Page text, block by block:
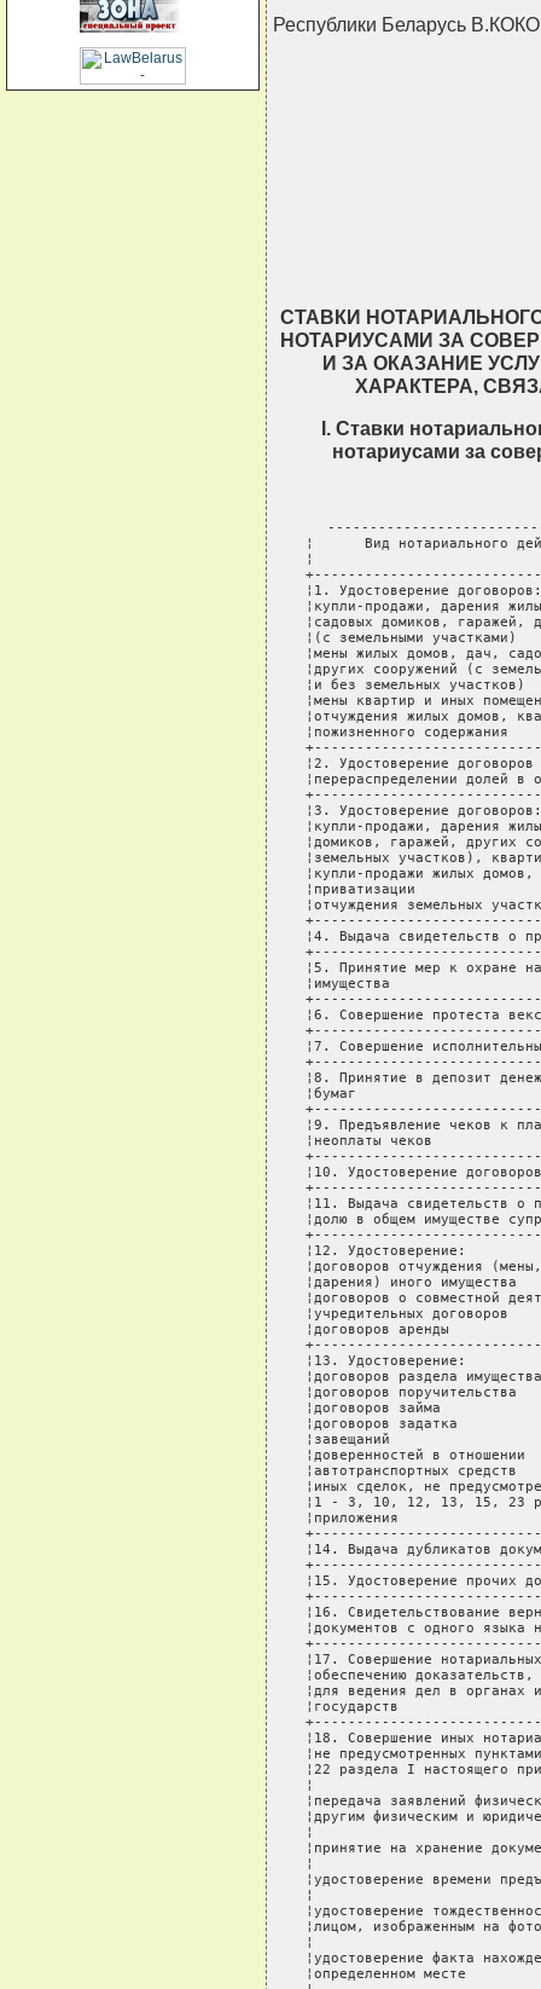
Республики Беларусь
СТАВКИ
НОТАРИУСАМИ ЗА
И ЗА ОКАЗАНИЕ
ХАРАКТЕРА,
I. Ставки
нотариусами за
¦      Вид нотариального
¦
¦1. Удостоверение
¦купли-продажи,
¦садовых домиков,
¦(с земельными
¦мены жилых домов, дач,
¦других сооружений (с
¦и без земельных
¦мены квартир и иных
¦отчуждения жилых
¦пожизненного
¦2. Удостоверение
¦перераспределении
¦3. Удостоверение
¦купли-продажи, дарения
¦домиков, гаражей,
¦земельных участков),
¦купли-продажи жилых
¦приватизации
¦отчуждения
¦4. Выдача свидетельств
¦5. Принятие мер к
¦имущества
¦6. Совершение
¦7. Совершение
¦8. Принятие в депозит
¦бумаг
¦9. Предъявление чеков к
¦неоплаты чеков
¦10. Удостоверение
¦11. Выдача
¦долю в общем
¦12.
¦договоров отчуждения
¦дарения) иного
¦договоров о
¦учредительных
¦договоров аренды
¦13.
¦договоров раздела
¦договоров
¦договоров займа
¦договоров
¦завещаний
¦доверенностей в
¦автотранспортных
¦иных сделок, не
¦1 - 3, 10, 12, 13, 15, 23
¦приложения
¦14. Выдача
¦15. Удостоверение
¦16.
¦документов с одного
¦17. Совершение
¦обеспечению
¦для ведения дел в
¦государств
¦18. Совершение иных
¦не предусмотренных
¦22 раздела I
¦
¦передача заявлений
¦другим физическим и
¦
¦принятие на
¦
¦удостоверение времени
¦
¦удостоверение
¦лицом, изображенным
¦
¦удостоверение факта
¦определенном